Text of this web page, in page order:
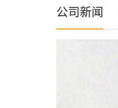
公司新闻